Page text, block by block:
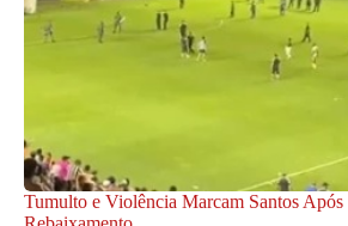
Tumulto e Violência Marcam Santos Após